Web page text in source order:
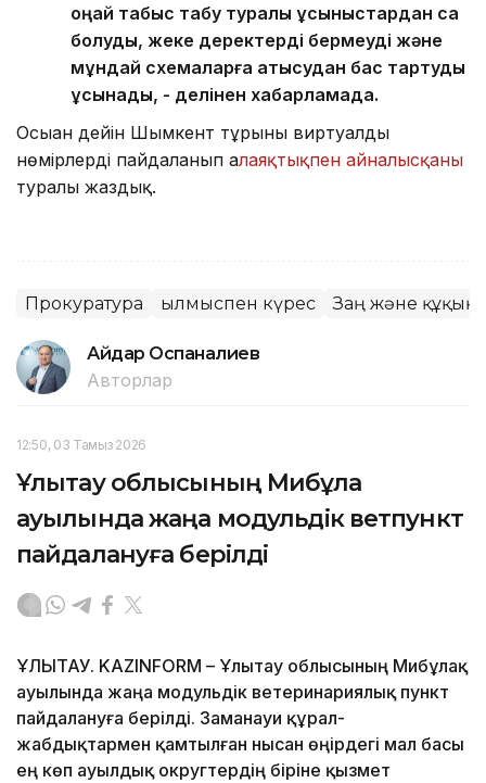
оңай табыс табу туралы ұсыныстардан сақ
болуды, жеке деректерді бермеуді және
мұндай схемаларға қатысудан бас тартуды
ұсынады, - делінен хабарламада.
Осыған дейін Шымкент тұрғыны виртуалды
нөмірлерді пайдаланып алаяқтықпен айналысқаны
туралы жаздық.
Прокуратура Қылмыспен күрес Заң және құқық
Айдар Оспаналиев
Авторлар
12:50, 03 Тамыз 2026
Ұлытау облысының Мибұлақ
ауылында жаңа модульдік ветпункт
пайдалануға берілді
ҰЛЫТАУ. KAZINFORM – Ұлытау облысының Мибұлақ
ауылында жаңа модульдік ветеринариялық пункт
пайдалануға берілді. Заманауи құрал-
жабдықтармен қамтылған нысан өңірдегі мал басы
ең көп ауылдық округтердің біріне қызмет